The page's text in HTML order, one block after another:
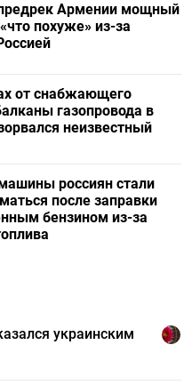
Армении мощный
похуже» из-за
от снабжающего
газопровода в
неизвестный
россиян стали
после заправки
бензином из-за